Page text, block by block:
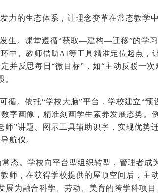
力的生态体系，让理念变革在常态教
生。课堂遵循“获取—建构—迁移”的学
中。教师借助AI等工具精准定位起点，
并反思每日“微目标”，如“主动反驳一次
。
循。依托“学校大脑”平台，学校建立“
字画像，精准刻画学生素养发展态势。
师”讲题、图示工具辅助识字，实现优势
航仪。
态。学校向平台型组织转型，管理者成
师，在获得学校提供的屋顶空间后，主
展为融合科学、劳动、美育的跨学科项